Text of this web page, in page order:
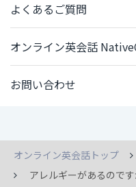
よくあるご質問
オンライン英会話
お問い合わせ
オンライン英会話トップ
アレルギーがあるので